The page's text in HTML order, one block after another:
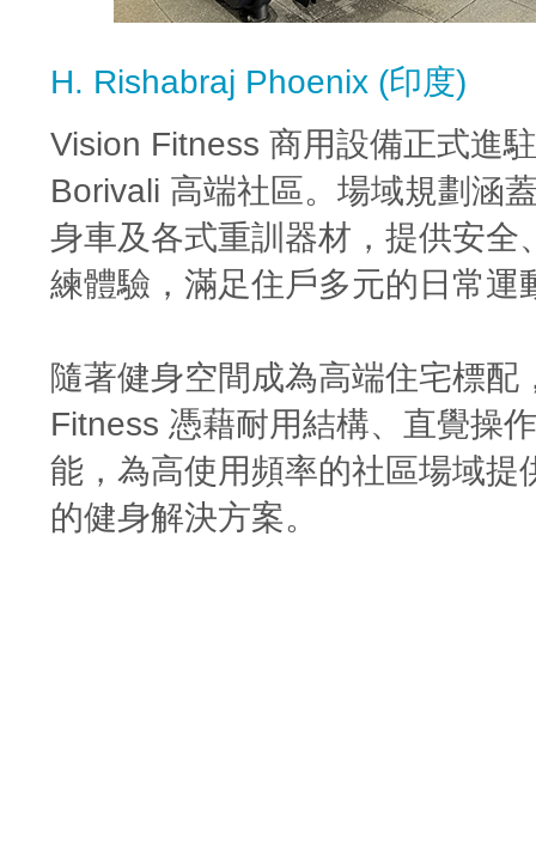
H. Rishabraj Phoenix (印度)
Vision Fitness 商用設備正式進
Borivali 高端社區。場域規劃涵
身車及各式重訓器材，提供安全
練體驗，滿足住戶多元的日常運
隨著健身空間成為高端住宅標配
Fitness 憑藉耐用結構、直覺操
能，為高使用頻率的社區場域提
的健身解決方案。